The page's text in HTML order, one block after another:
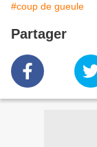
#coup de gueule
Partager